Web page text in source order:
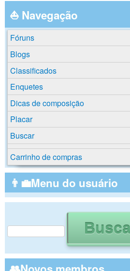
⛵ Navegação
Fóruns
Blogs
Classificados
Enquetes
Dicas de composição
Placar
Buscar
Carrinho de compras
👨‍💼Menu do usuário
Formulário de busca